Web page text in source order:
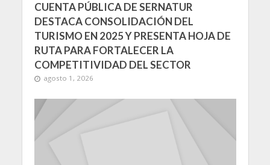
CUENTA PÚBLICA DE SERNATUR
DESTACA CONSOLIDACIÓN DEL
TURISMO EN 2025 Y PRESENTA HOJA DE
RUTA PARA FORTALECER LA
COMPETITIVIDAD DEL SECTOR
agosto 1, 2026